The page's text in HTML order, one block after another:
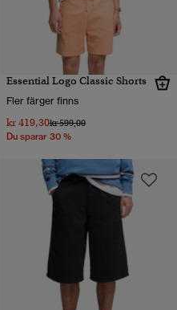
Essential Logo Classic Shorts
Fler färger finns
kr 419,30Pris reducerat från
kr 599,00till
Du sparar 30 %